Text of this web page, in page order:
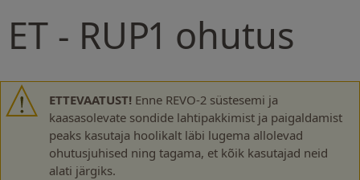
ET - RUP1 ohutus
ETTEVAATUST! Enne REVO-2 süstesemi ja
kaasasolevate sondide lahtipakkimist ja paigaldamist
peaks kasutaja hoolikalt läbi lugema allolevad
ohutusjuhised ning tagama, et kõik kasutajad neid
alati järgiks.